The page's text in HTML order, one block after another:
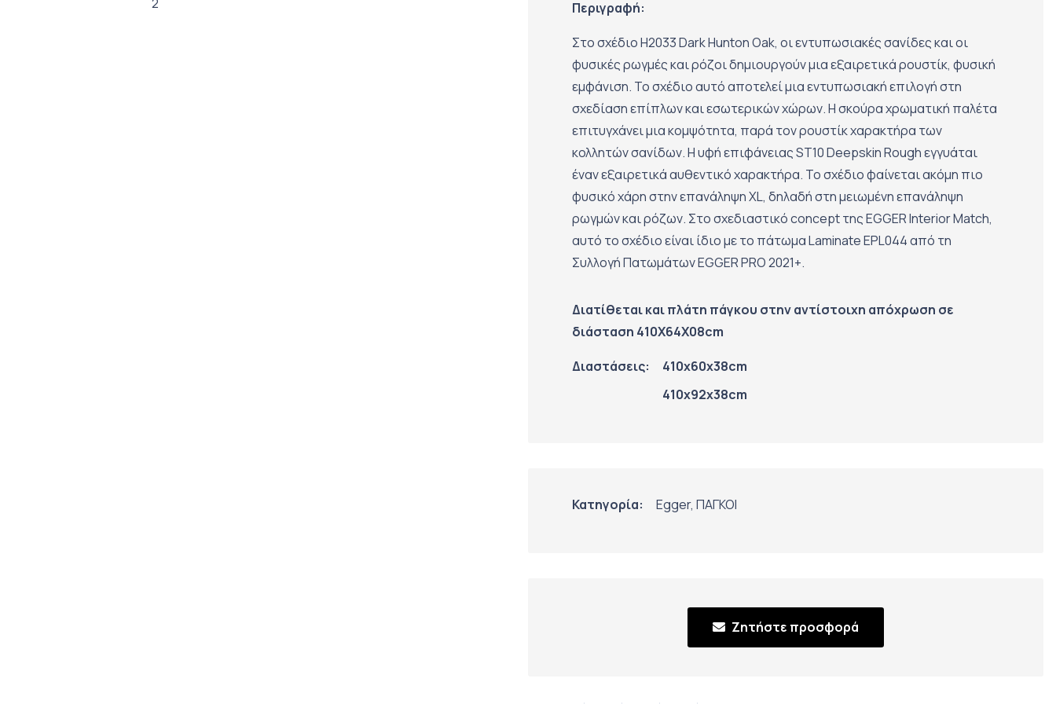
Περιγραφή:
Στο σχέδιο H2033 Dark Hunton Oak, οι εντυπωσιακές σανίδες και οι
φυσικές ρωγμές και ρόζοι δημιουργούν μια εξαιρετικά ρουστίκ, φυσική
εμφάνιση. Το σχέδιο αυτό αποτελεί μια εντυπωσιακή επιλογή στη
σχεδίαση επίπλων και εσωτερικών χώρων. Η σκούρα χρωματική παλέτα
επιτυγχάνει μια κομψότητα, παρά τον ρουστίκ χαρακτήρα των
κολλητών σανίδων. Η υφή επιφάνειας ST10 Deepskin Rough εγγυάται
έναν εξαιρετικά αυθεντικό χαρακτήρα. Το σχέδιο φαίνεται ακόμη πιο
φυσικό χάρη στην επανάληψη XL, δηλαδή στη μειωμένη επανάληψη
ρωγμών και ρόζων. Στο σχεδιαστικό concept της EGGER Interior Match,
αυτό το σχέδιο είναι ίδιο με το πάτωμα Laminate EPL044 από τη
Συλλογή Πατωμάτων EGGER PRO 2021+.
Διατίθεται και πλάτη πάγκου στην αντίστοιχη απόχρωση σε
διάσταση 410Χ64Χ08cm
Διαστάσεις:
410x60x38cm
410x92x38cm
Κατηγορία: Egger, ΠΑΓΚΟΙ
Ζητήστε προσφορά